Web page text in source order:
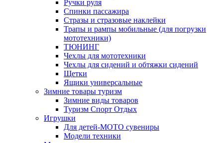
Ручки руля
Спинки пассажира
Стразы и стразовые наклейки
Трапы и рампы мобильные (для погрузки
мототехники)
ТЮНИНГ
Чехлы для мототехники
Чехлы для сидений и обтяжки сидений
Щетки
Ящики универсальные
Зимние товары туризм
Зимние виды товаров
Туризм Спорт Отдых
Игрушки
Для детей-МОТО сувениры
Модели техники